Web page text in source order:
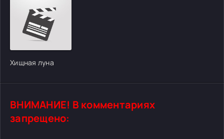
Хищная луна
ВНИМАНИЕ! В комментариях
запрещено: